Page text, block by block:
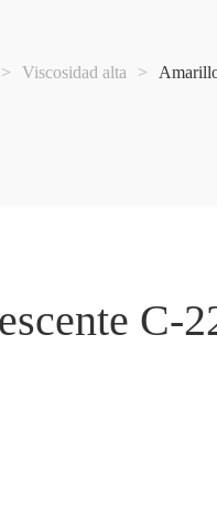
> Viscosidad alta >
C-